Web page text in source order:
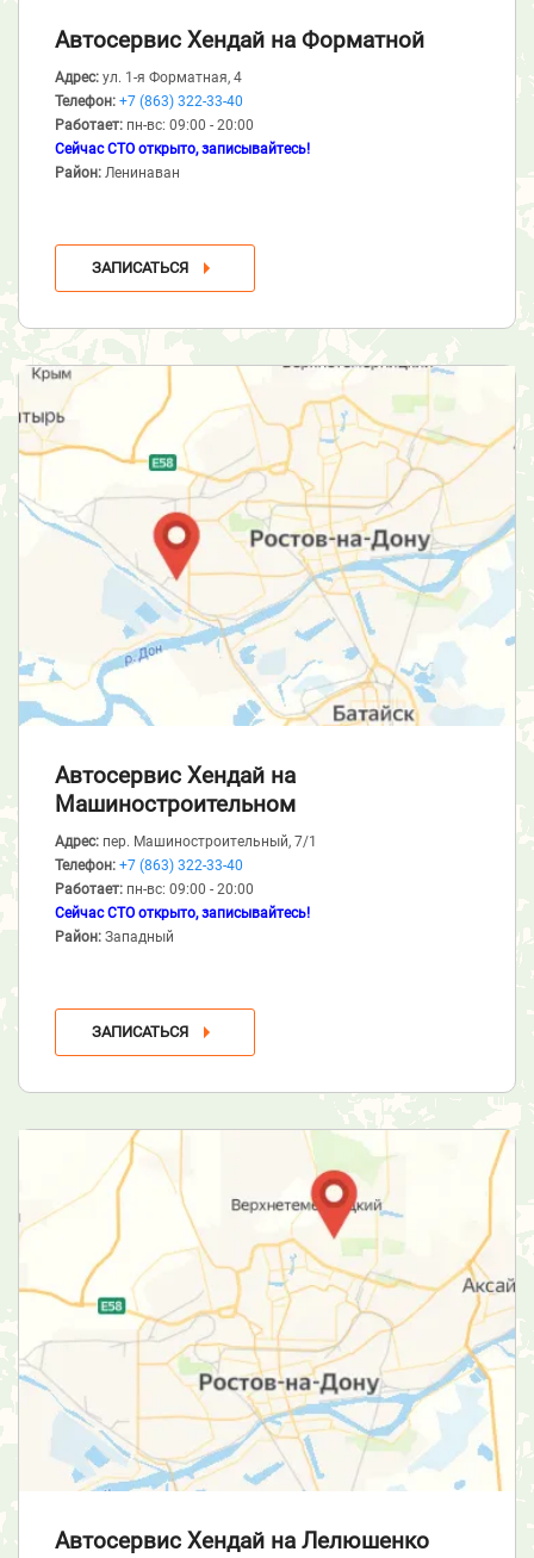
Автосервис Хендай на Форматной
Адрес: ул. 1-я Форматная, 4
Телефон: +7 (863) 322-33-40
Работает: пн-вс: 09:00 - 20:00
Сейчас СТО открыто, записывайтесь!
Район: Ленинаван
ЗАПИСАТЬСЯ
Автосервис Хендай на
Машиностроительном
Адрес: пер. Машиностроительный, 7/1
Телефон: +7 (863) 322-33-40
Работает: пн-вс: 09:00 - 20:00
Сейчас СТО открыто, записывайтесь!
Район: Западный
ЗАПИСАТЬСЯ
Автосервис Хендай на Лелюшенко